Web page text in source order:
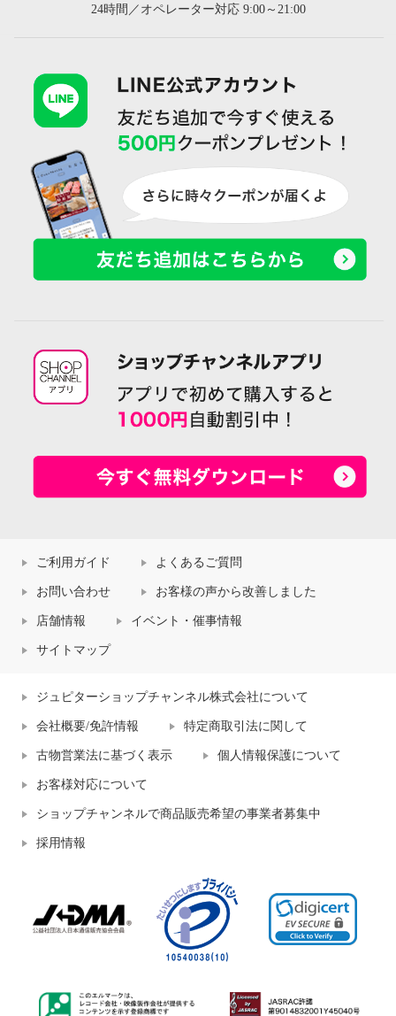
24時間／オペレーター対応 9:00～21:00
ご利用ガイド よくあるご質問
お問い合わせ お客様の声から改善しました
店舗情報 イベント・催事情報
サイトマップ
ジュピターショップチャンネル株式会社について
会社概要/免許情報 特定商取引法に関して
古物営業法に基づく表示 個人情報保護について
お客様対応について
ショップチャンネルで商品販売希望の事業者募集中
採用情報